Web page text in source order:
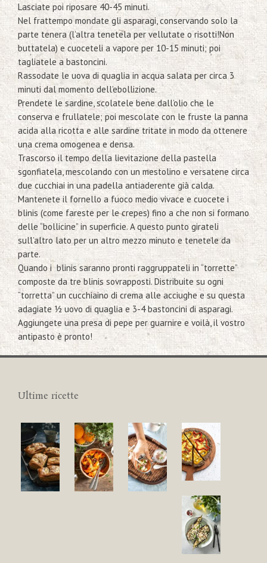
Lasciate poi riposare 40-45 minuti.
Nel frattempo mondate gli asparagi, conservando solo la
parte tenera (l’altra tenetela per vellutate o risotti!Non
buttatela) e cuoceteli a vapore per 10-15 minuti; poi
tagliatele a bastoncini.
Rassodate le uova di quaglia in acqua salata per circa 3
minuti dal momento dell’ebollizione.
Prendete le sardine, scolatele bene dall’olio che le
conserva e frullatele; poi mescolate con le fruste la panna
acida alla ricotta e alle sardine tritate in modo da ottenere
una crema omogenea e densa.
Trascorso il tempo della lievitazione della pastella
sgonfiatela, mescolando con un mestolino e versatene circa
due cucchiai in una padella antiaderente già calda.
Mantenete il fornello a fuoco medio vivace e cuocete i
blinis (come fareste per le crepes) fino a che non si formano
delle “bollicine” in superficie. A questo punto girateli
sull’altro lato per un altro mezzo minuto e tenetele da
parte.
Quando i blinis saranno pronti raggruppateli in “torrette”
composte da tre blinis sovrapposti. Distribuite su ogni
“torretta” un cucchiaino di crema alle acciughe e su questa
adagiate ½ uovo di quaglia e 3-4 bastoncini di asparagi.
Aggiungete una presa di pepe per guarnire e voilà, il vostro
antipasto è pronto!
Ultime ricette